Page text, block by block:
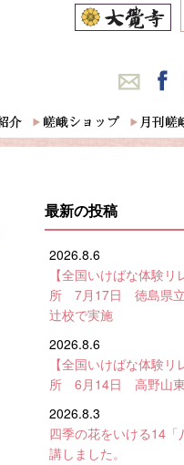
最新の投稿
2026.8.6
【全国いけばな体験リ
所 7月17日 徳島県立
辻校で実施
2026.8.6
【全国いけばな体験リ
所 6月14日 高野山東
2026.8.3
四季の花をいける14「
講しました。